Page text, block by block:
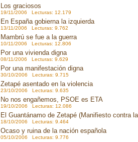
Los graciosos
19/11/2006 Lecturas: 12.179
En España gobierna la izquierda
13/11/2006 Lecturas: 9.762
Mambrú se fue a la guerra
10/11/2006 Lecturas: 12.806
Por una vivienda digna
08/11/2006 Lecturas: 9.629
Por una manifestación digna
30/10/2006 Lecturas: 9.715
Zetapé asentado en la violencia
23/10/2006 Lecturas: 9.635
No nos engañemos, PSOE es ETA
19/10/2006 Lecturas: 12.086
El Guantánamo de Zetapé (Manifiesto contra
18/10/2006 Lecturas: 9.464
Ocaso y ruina de la nación española
05/10/2006 Lecturas: 9.776